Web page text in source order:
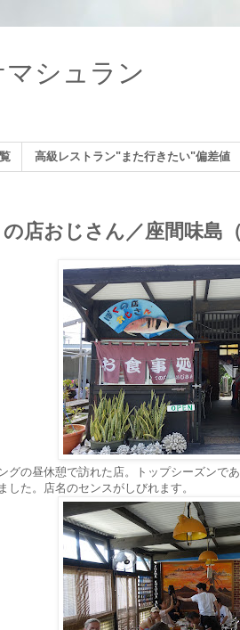
マシュラン
高級レストラン"また行きたい"偏差値
店おじさん／座間味島（
グの昼休憩で訪れた店。トップシーズンで
した。店名のセンスがしびれます。